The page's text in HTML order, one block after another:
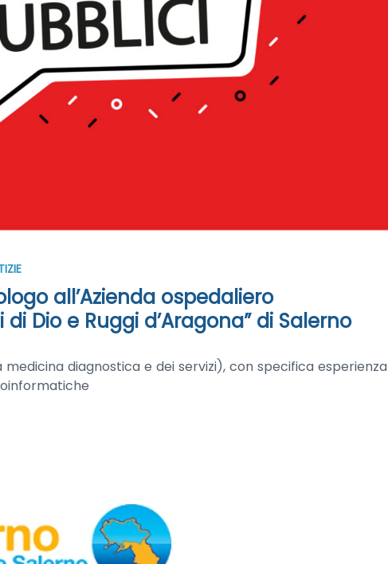
all’Azienda ospedaliero
Dio e Ruggi d’Aragona” di Salerno
diagnostica e dei servizi), con specifica esperienza